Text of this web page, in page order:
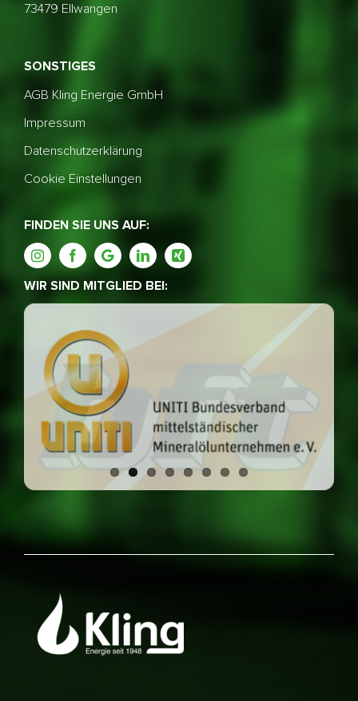
73479 Ellwangen
SONSTIGES
AGB Kling Energie GmbH
Impressum
Datenschutzerklärung
Cookie Einstellungen
FINDEN SIE UNS AUF:
WIR SIND MITGLIED BEI: